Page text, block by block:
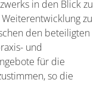
in den Blick zu
zu
den beteiligten
und
für die
so die